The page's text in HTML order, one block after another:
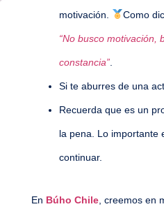
motivación. Como
“No busco motivación,
constancia”.
Si te aburres de una
Recuerda que es un
la pena. Lo importante
continuar.
En Búho Chile, creemos en